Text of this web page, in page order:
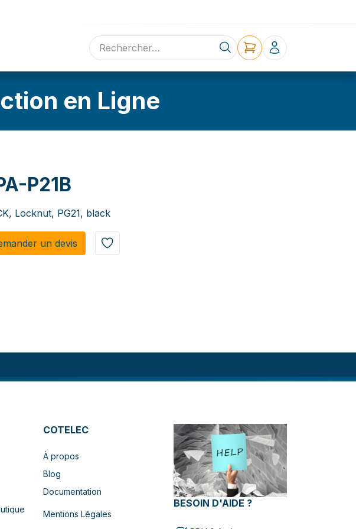
Sélection en ligne Contact
en Ligne
P21B
Locknut, PG21, black
un de​​vis​​
COTELEC
À propos
Blog
Documentation
Mentions Légales
BESOIN D'AIDE ?